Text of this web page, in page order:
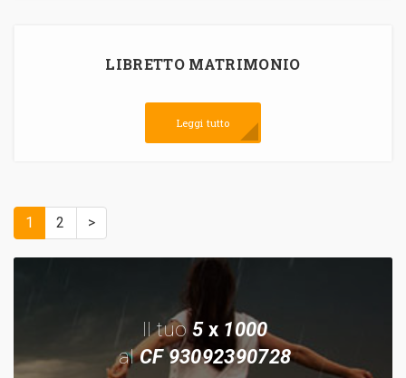
LIBRETTO MATRIMONIO
Leggi tutto
1 2 >
Il tuo 5x 1000
alCF 93092390728